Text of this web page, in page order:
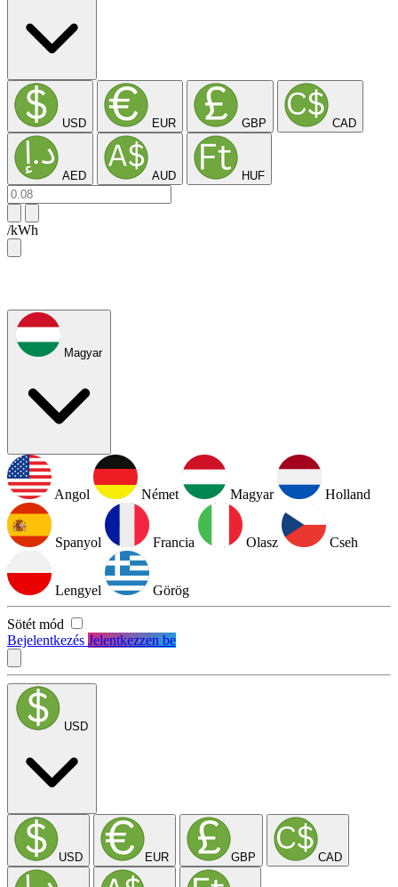
USD EUR GBP CAD
AED AUD HUF
/kWh
Magyar
Angol Német Magyar Holland
Spanyol Francia Olasz Cseh
Lengyel Görög
Sötét mód
Bejelentkezés Jelentkezzen be
USD
USD EUR GBP CAD